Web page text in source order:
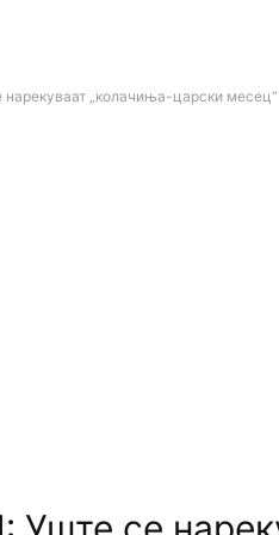
„колачиња-царски месец“